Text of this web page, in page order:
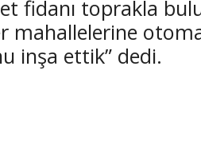
fidanı toprakla
mahallelerine
inşa ettik” dedi.